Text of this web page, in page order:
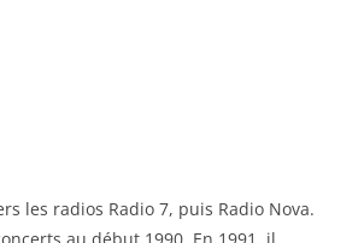
les radios Radio 7, puis Radio Nova.